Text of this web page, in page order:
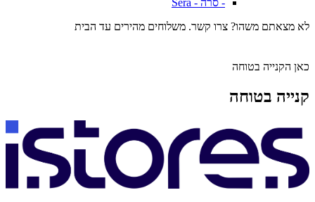
- סרה - Sera
לא מצאתם משהו? צרו קשר. משלוחים מהירים עד הבית
כאן הקנייה בטוחה
קנייה בטוחה